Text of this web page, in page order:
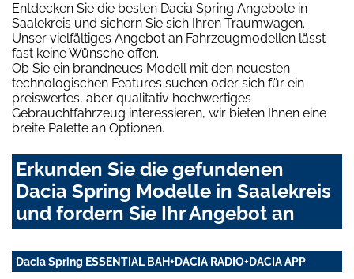
Entdecken Sie die besten Dacia Spring Angebote in
Saalekreis und sichern Sie sich Ihren Traumwagen.
Unser vielfältiges Angebot an Fahrzeugmodellen lässt
fast keine Wünsche offen.
Ob Sie ein brandneues Modell mit den neuesten
technologischen Features suchen oder sich für ein
preiswertes, aber qualitativ hochwertiges
Gebrauchtfahrzeug interessieren, wir bieten Ihnen eine
breite Palette an Optionen.
Erkunden Sie die gefundenen
Dacia Spring Modelle in Saalekreis
und fordern Sie Ihr Angebot an
Dacia Spring ESSENTIAL BAH+DACIA RADIO+DACIA APP